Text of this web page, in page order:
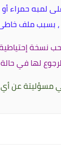
لمبه حمراء
، بسبب ملف
نسخة
لها في
مسؤليتة عن